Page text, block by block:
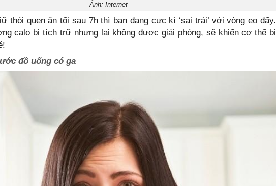
Ảnh: Internet
thói quen ăn tối sau 7h thì bạn đang cực kì ‘sai trái’ với vòng eo đấy.
calo bị tích trữ nhưng lại không được giải phóng, sẽ khiến cơ thể bị
đồ uống có ga